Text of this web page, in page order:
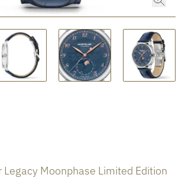
Legacy Moonphase Limited Edition